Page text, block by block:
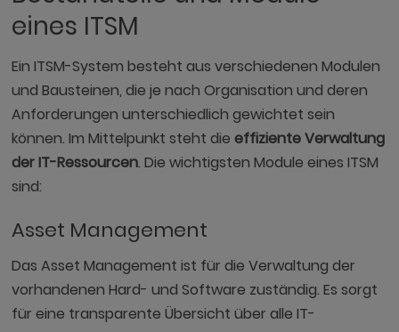
eines ITSM
Ein ITSM-System besteht aus verschiedenen Modulen
und Bausteinen, die je nach Organisation und deren
Anforderungen unterschiedlich gewichtet sein
können. Im Mittelpunkt steht die effiziente Verwaltung
der IT-Ressourcen. Die wichtigsten Module eines ITSM
sind:
Asset Management
Das Asset Management ist für die Verwaltung der
vorhandenen Hard- und Software zuständig. Es sorgt
für eine transparente Übersicht über alle IT-